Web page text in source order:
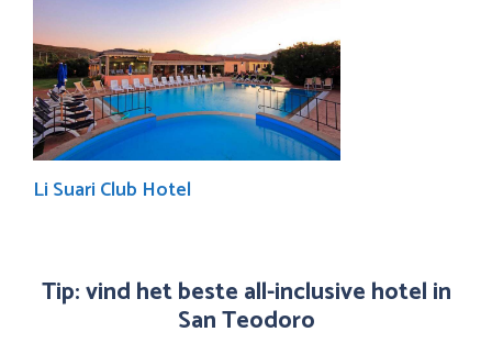
Li Suari Club Hotel
Tip: vind het beste all-inclusive hotel in
San Teodoro